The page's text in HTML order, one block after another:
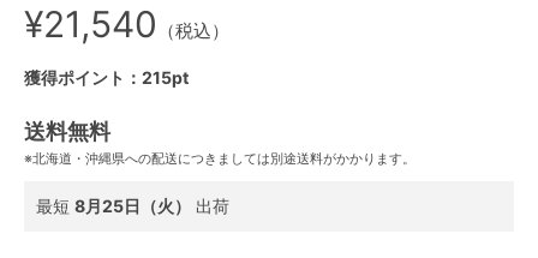
¥21,540 （税込）
獲得ポイント：215pt
送料無料
※北海道・沖縄県への配送につきましては別途送料がかかります。
最短 8月25日（火） 出荷